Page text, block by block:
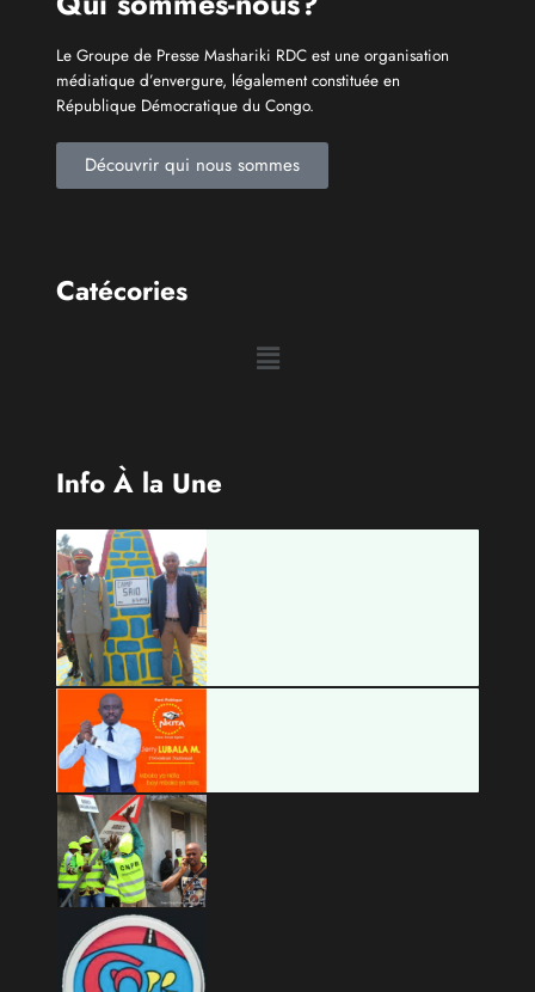
Info À la Une